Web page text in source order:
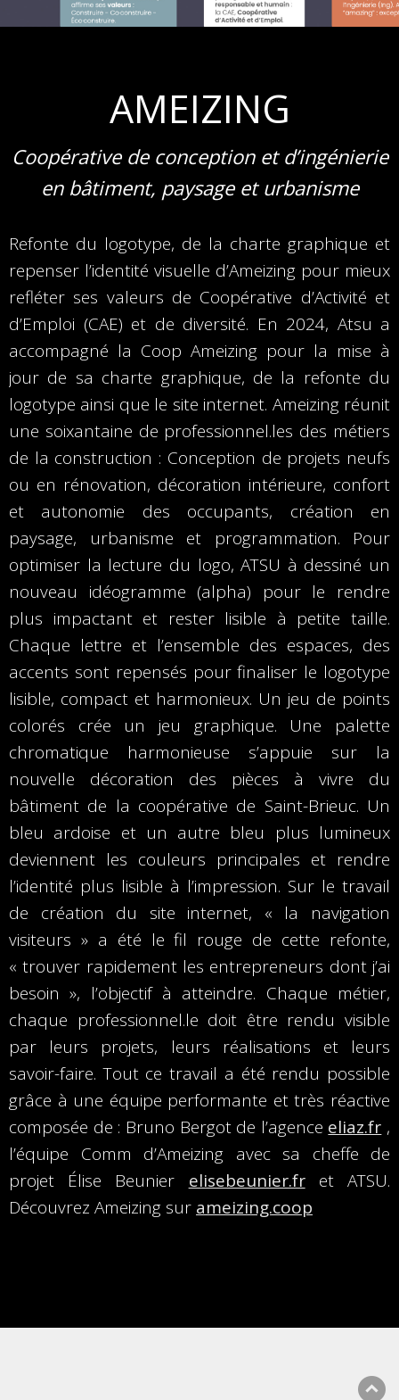
AMEIZING
Coopérative de conception et d’ingénierie
en bâtiment, paysage et urbanisme
Refonte du logotype, de la charte graphique et
repenser l’identité visuelle d’Ameizing pour mieux
refléter ses valeurs de Coopérative d’Activité et
d’Emploi (CAE) et de diversité. En 2024, Atsu a
accompagné la Coop Ameizing pour la mise à
jour de sa charte graphique, de la refonte du
logotype ainsi que le site internet. Ameizing réunit
une soixantaine de professionnel.les des métiers
de la construction : Conception de projets neufs
ou en rénovation, décoration intérieure, confort
et autonomie des occupants, création en
paysage, urbanisme et programmation. Pour
optimiser la lecture du logo, ATSU à dessiné un
nouveau idéogramme (alpha) pour le rendre
plus impactant et rester lisible à petite taille.
Chaque lettre et l’ensemble des espaces, des
accents sont repensés pour finaliser le logotype
lisible, compact et harmonieux. Un jeu de points
colorés crée un jeu graphique. Une palette
chromatique harmonieuse s’appuie sur la
nouvelle décoration des pièces à vivre du
bâtiment de la coopérative de Saint-Brieuc. Un
bleu ardoise et un autre bleu plus lumineux
deviennent les couleurs principales et rendre
l’identité plus lisible à l’impression. Sur le travail
de création du site internet, « la navigation
visiteurs » a été le fil rouge de cette refonte,
« trouver rapidement les entrepreneurs dont j’ai
besoin », l’objectif à atteindre. Chaque métier,
chaque professionnel.le doit être rendu visible
par leurs projets, leurs réalisations et leurs
savoir-faire. Tout ce travail a été rendu possible
grâce à une équipe performante et très réactive
composée de : Bruno Bergot de l’agence eliaz.fr ,
l’équipe Comm d’Ameizing avec sa cheffe de
projet Élise Beunier elisebeunier.fret ATSU.
Découvrez Ameizing sur ameizing.coop